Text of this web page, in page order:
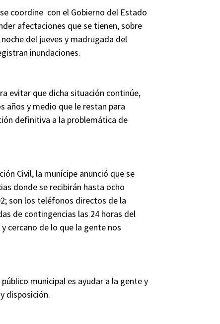
coordine con el Gobierno del Estado
afectaciones que se tienen, sobre
del jueves y madrugada del
inundaciones.
evitar que dicha situación continúe,
años y medio que le restan para
definitiva a la problemática de
Civil, la munícipe anunció que se
donde se recibirán hasta ocho
son los teléfonos directos de la
de contingencias las 24 horas del
cercano de lo que la gente nos
municipal es ayudar a la gente y
disposición.